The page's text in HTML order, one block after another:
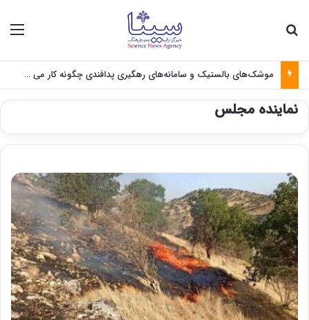
موشک‌های بالستیک و سامانه‌های رهگیری پدافندی چگونه کار می کنند؟
نماینده مجلس